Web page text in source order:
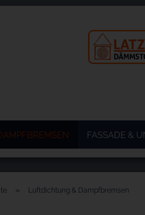
FASSADE &
» Luftdichtung & Dampfbremsen